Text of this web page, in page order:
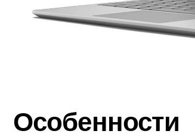
Особенности